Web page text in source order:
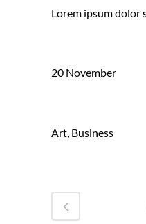
Lorem ipsum dolor
20 November
Art, Business